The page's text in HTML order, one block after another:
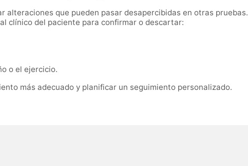
alteraciones que pueden pasar desapercibidas en otras pruebas.
clínico del paciente para confirmar o descartar:
o el ejercicio.
más adecuado y planificar un seguimiento personalizado.